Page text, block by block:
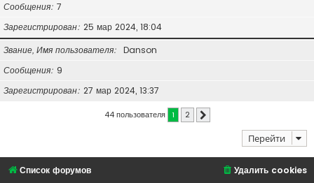
Сообщения 7
Зарегистрирован 25 мар 2024, 18:04
Звание, Имя пользователя
Danson
Сообщения 9
Зарегистрирован 27 мар 2024, 13:37
44 пользователя 1 2
Перейти
Список форумов Удалить cookies